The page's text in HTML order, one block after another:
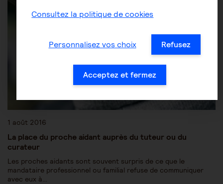
1 août 2016
La place du proche aidant auprès du tuteur ou du
curateur
Les proches aidants sont souvent surpris de ce que le
mandataire professionnel ou familial refuse de communiquer
avec eux à…
Consultez la politique de cookies
Personnalisez vos choix Refusez
Acceptez et fermez